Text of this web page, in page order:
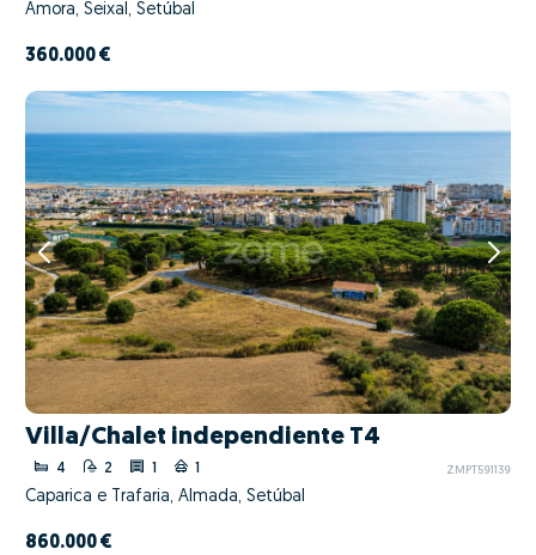
Amora, Seixal, Setúbal
360.000 €
Villa/Chalet independiente T4
4 2 ZMPT591139
Caparica e Trafaria, Almada, Setúbal
860.000 €